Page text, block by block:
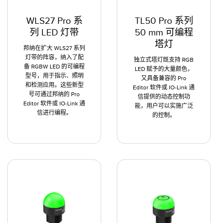
WLS27 Pro 系
列 LED 灯带
邦纳在扩大 WLS27 系列
灯带的阵容，纳入了配
备 RGBW LED 的可编程
型号，用于指示、照明
和检测应用。这些新型
号可通过邦纳的 Pro
Editor 软件或 IO-Link 通
信进行编程。
TL50 Pro 系列
50 mm 可编程
塔灯
独立式塔灯既支持 RGB
LED 赋予的大量颜色，
又具备兼容的 Pro
Editor 软件或 IO-Link 通
信提供的动态控制功
能，用户可以实施广泛
的控制。